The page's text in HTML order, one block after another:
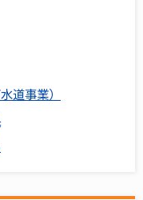
道事業）